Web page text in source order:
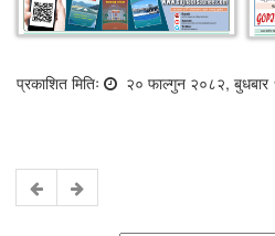
प्रकाशित मितिः २० फाल्गुन २०८२,